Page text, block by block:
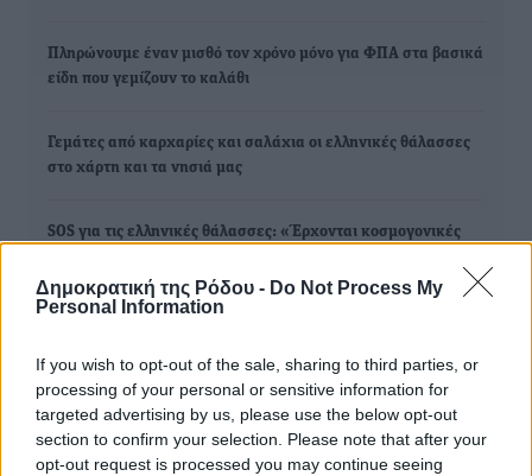
Δημοκρατική της Ρόδου - Do Not Process My
Personal Information
If you wish to opt-out of the sale, sharing to third parties, or
processing of your personal or sensitive information for
targeted advertising by us, please use the below opt-out
section to confirm your selection. Please note that after your
opt-out request is processed you may continue seeing
Πληρώνουμε έναν μισθό τον χρόνο μόνο για ΦΠΑ στα βασικά
είδη που γεμίζουν το καλάθι
Γεμάτες από καρχαρίες και σαλάχια οι ελληνικές θάλασσες
στο χάρτη και τα νησιά μας
SOS για τις ελληνικές θάλασσες: «Έρχονται κοσμογονικές
ΔΙΑΒΑΣΕ ΕΠΙΣΗΣ
ΕΙΔΉΣΕΙΣ
Ευ. Τουρνάς: Απέναντι σε ακραία καιρικά φαινόμενα
δεν υπάρχουν περιθώρια εφησυχασμού